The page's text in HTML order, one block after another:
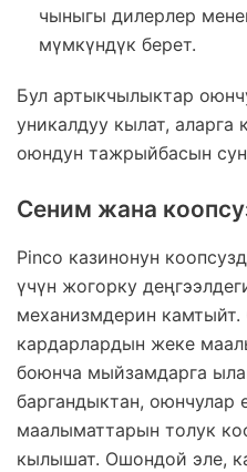
чыныгы дилерлер
мүмкүндүк берет.
Бул артыкчылыктар
уникалдуу кылат, аларга
оюндун тажрыйбасын
Сеним жана
Pinco казинонун
үчүн жогорку
механизмдерин
кардарлардын жеке
боюнча мыйзамдарга
баргандыктан, оюнчулар
маалыматтарын толук
кылышат. Ошондой эле,